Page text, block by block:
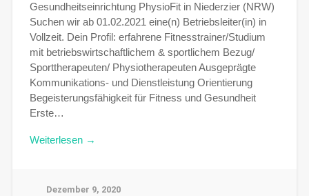
Gesundheitseinrichtung PhysioFit in Niederzier (NRW)
Suchen wir ab 01.02.2021 eine(n) Betriebsleiter(in) in
Vollzeit. Dein Profil: erfahrene Fitnesstrainer/Studium
mit betriebswirtschaftlichem & sportlichem Bezug/
Sporttherapeuten/ Physiotherapeuten Ausgeprägte
Kommunikations- und Dienstleistung Orientierung
Begeisterungsfähigkeit für Fitness und Gesundheit
Erste…
Weiterlesen →
Dezember 9, 2020